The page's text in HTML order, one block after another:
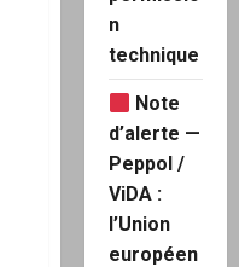
n
technique
Note
d’alerte —
Peppol /
ViDA :
l’Union
européen